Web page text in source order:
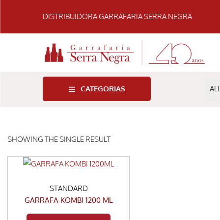
DISTRIBUIDORA GARRAFARIA SERRA NEGRA
CATEGORIAS
SHOWING THE SINGLE RESULT
STANDARD
GARRAFA KOMBI 1200 ML